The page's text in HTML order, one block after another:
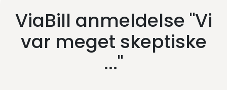
ViaBill anmeldelse "Vi
var meget skeptiske
..."